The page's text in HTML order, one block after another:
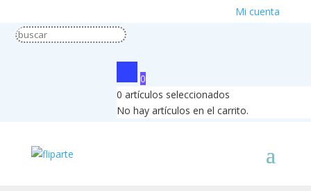
Mi cuenta
0
0 artículos seleccionados
No hay artículos en el carrito.